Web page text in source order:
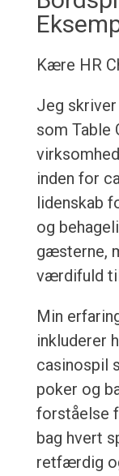
Kære HR
Jeg
som Table
inden for
lidenskab
og
gæsterne,
værdifuld
Min
inkluderer
casinospil
poker og
forståelse
bag hvert
retfærdig